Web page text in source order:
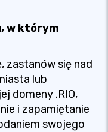
w którym
zastanów się nad
lub
domeny .RIO,
i zapamiętanie
swojego